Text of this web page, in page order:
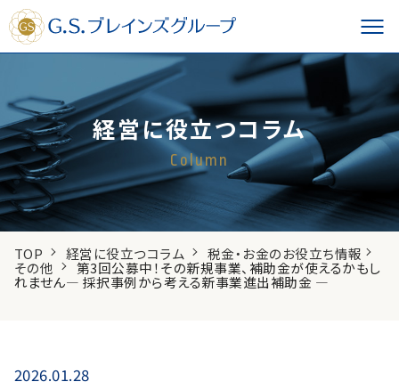
経営に役立つコラム
Column
TOP 経営に役立つコラム 税金・お金のお役立ち情報
その他 第3回公募中！その新規事業、補助金が使えるかもし
れません― 採択事例から考える新事業進出補助金 ―
2026.01.28